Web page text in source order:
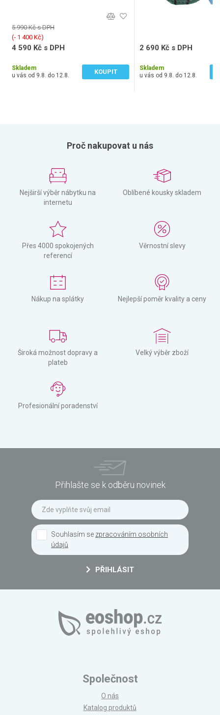
5 990 Kč s DPH
(‐ 1 400 Kč)
4 590 Kč s DPH
Skladem
u vás od 9.8. do 12.8.
KOUPIT
2 690 Kč s DPH
Skladem
u vás od 9.8. do 12.8.
Proč nakupovat u nás
Nejširší výběr nábytku na
internetu
Oblíbené kousky skladem
Přes 4000 spokojených
referencí
Věrnostní slevy
Nákup na splátky Nejlepší poměr kvality a ceny
Široká možnost dopravy a
plateb
Velký výběr zboží
Profesionální poradenství
Přihlašte se k odběru novinek
Souhlasím se zpracováním osobních
údajů
PŘIHLÁSIT
Společnost
O nás
Katalog produktů